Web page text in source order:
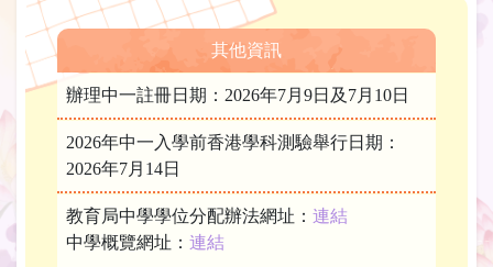
其他資訊
辦理中一註冊日期：2026年7月9日及7月10日
2026年中一入學前香港學科測驗舉行日期：
2026年7月14日
教育局中學學位分配辦法網址： 連結
中學概覽網址： 連結